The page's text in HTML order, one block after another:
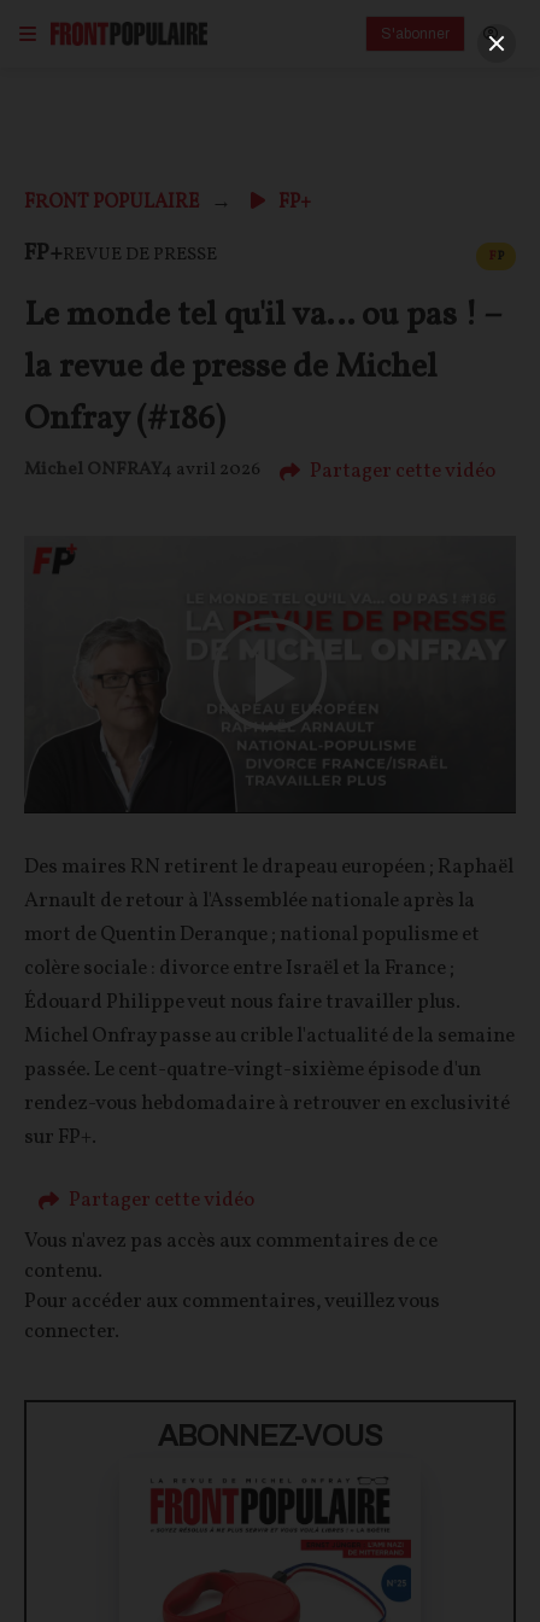
S'abonner
FRONT POPULAIRE FP+
FP+REVUE DE PRESSE FP
Le monde tel qu'il va… ou pas ! –
la revue de presse de Michel
Onfray (#186)
Michel ONFRAY4 avril 2026 Partager cette vidéo
Play
Video
Des maires RN retirent le drapeau européen ; Raphaël
Arnault de retour à l'Assemblée nationale après la
mort de Quentin Deranque ; national populisme et
colère sociale : divorce entre Israël et la France ;
Édouard Philippe veut nous faire travailler plus.
Michel Onfray passe au crible l'actualité de la semaine
passée. Le cent-quatre-vingt-sixième épisode d'un
rendez-vous hebdomadaire à retrouver en exclusivité
sur FP+.
Partager cette vidéo
Vous n'avez pas accès aux commentaires de ce
contenu.
Pour accéder aux commentaires, veuillez vous
connecter.
ABONNEZ-VOUS